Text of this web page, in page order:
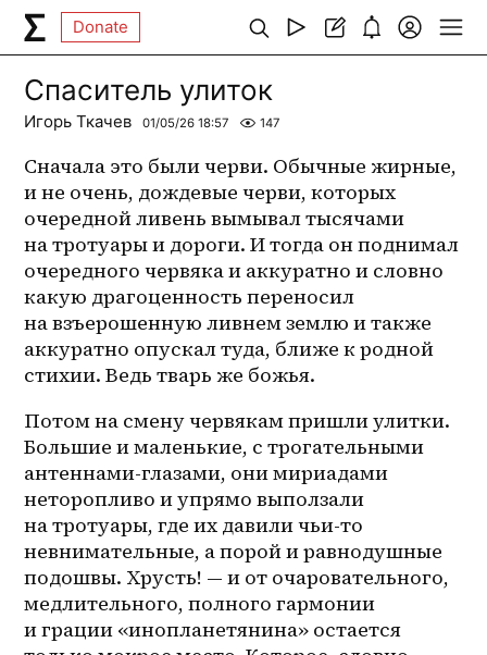
Donate
Спаситель улиток
Игорь Ткачев 01/05/26 18:57 147
Сначала это были черви. Обычные жирные,
и не очень, дождевые черви, которых
очередной ливень вымывал тысячами
на тротуары и дороги. И тогда он поднимал
очередного червяка и аккуратно и словно
какую драгоценность переносил
на взъерошенную ливнем землю и также
аккуратно опускал туда, ближе к родной
стихии. Ведь тварь же божья.
Потом на смену червякам пришли улитки.
Большие и маленькие, с трогательными
антеннами-глазами, они мириадами
неторопливо и упрямо выползали
на тротуары, где их давили чьи-то
невнимательные, а порой и равнодушные
подошвы. Хрусть! — и от очаровательного,
медлительного, полного гармонии
и грации «инопланетянина» остается